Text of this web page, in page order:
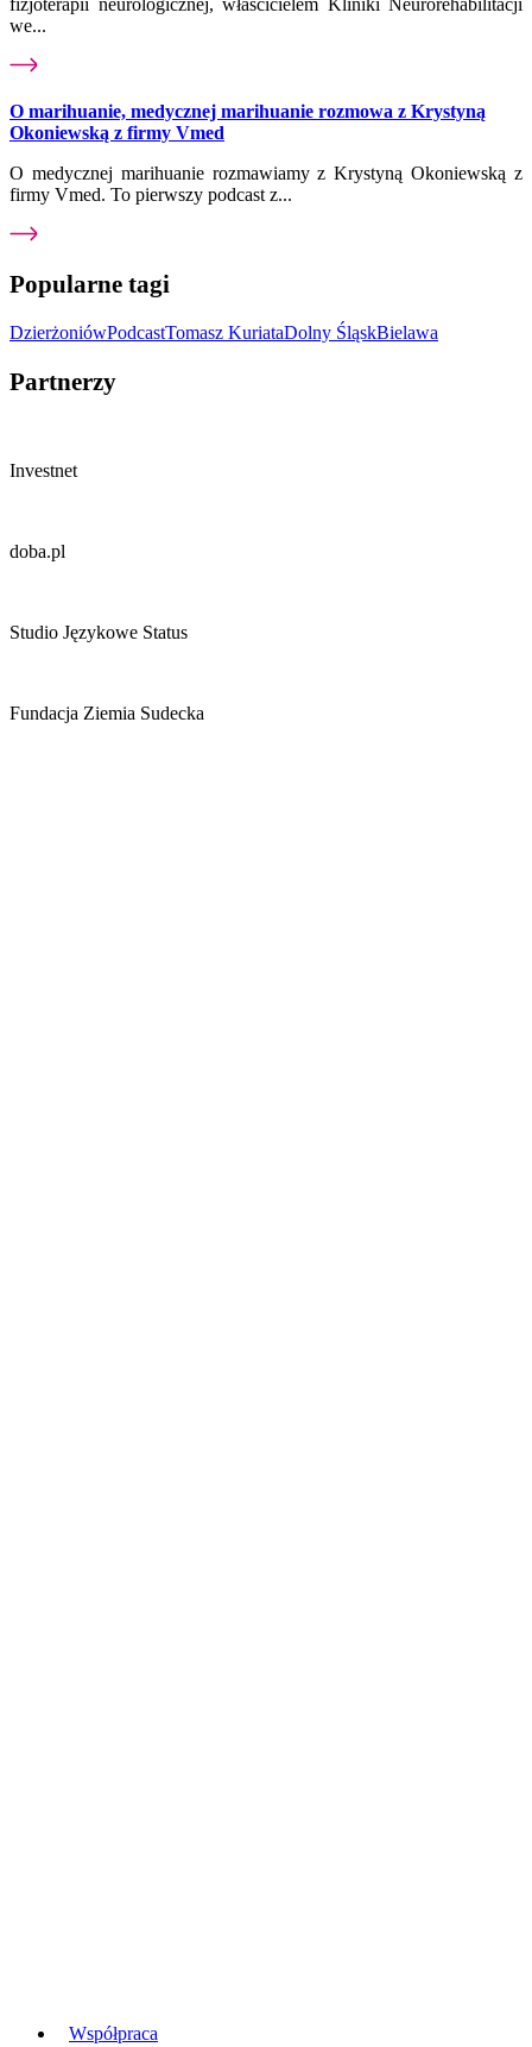
we...
O marihuanie, medycznej marihuanie rozmowa z Krystyną
Okoniewską z firmy Vmed
O medycznej marihuanie rozmawiamy z Krystyną Okoniewską z
firmy Vmed. To pierwszy podcast z...
Popularne tagi
DzierżoniówPodcastTomasz KuriataDolny ŚląskBielawa
Partnerzy
Investnet
doba.pl
Studio Językowe Status
Fundacja Ziemia Sudecka
Współpraca